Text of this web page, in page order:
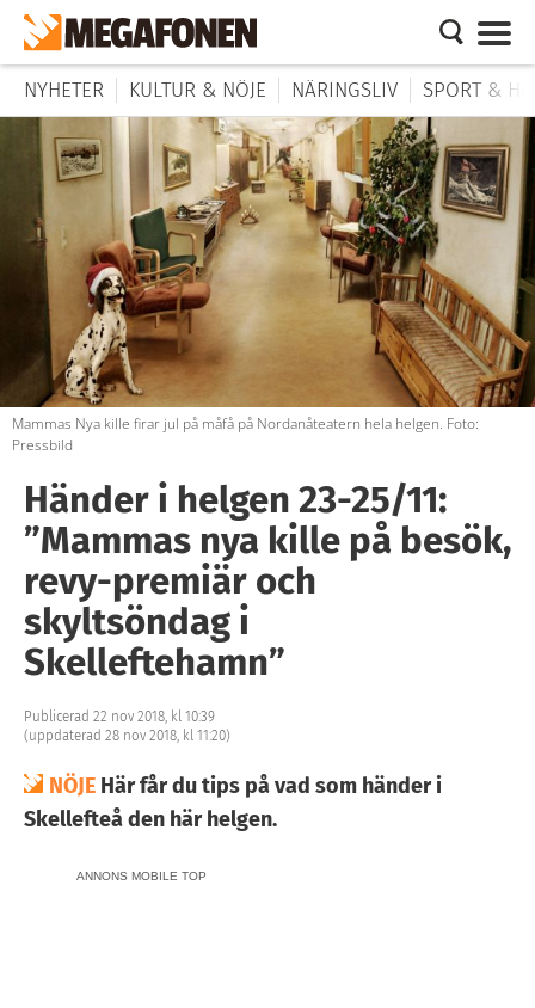
NYHETER KULTUR & NÖJE NÄRINGSLIV SPORT &
Mammas Nya kille firar jul på måfå på Nordanåteatern hela helgen. Foto:
Pressbild
Händer i helgen 23-25/11:
”Mammas nya kille på besök,
revy-premiär och
skyltsöndag i
Skelleftehamn”
Publicerad 22 nov 2018, kl 10:39
(uppdaterad 28 nov 2018, kl 11:20)
NÖJE Här får du tips på vad som händer i
Skellefteå den här helgen.
ANNONS MOBILE TOP